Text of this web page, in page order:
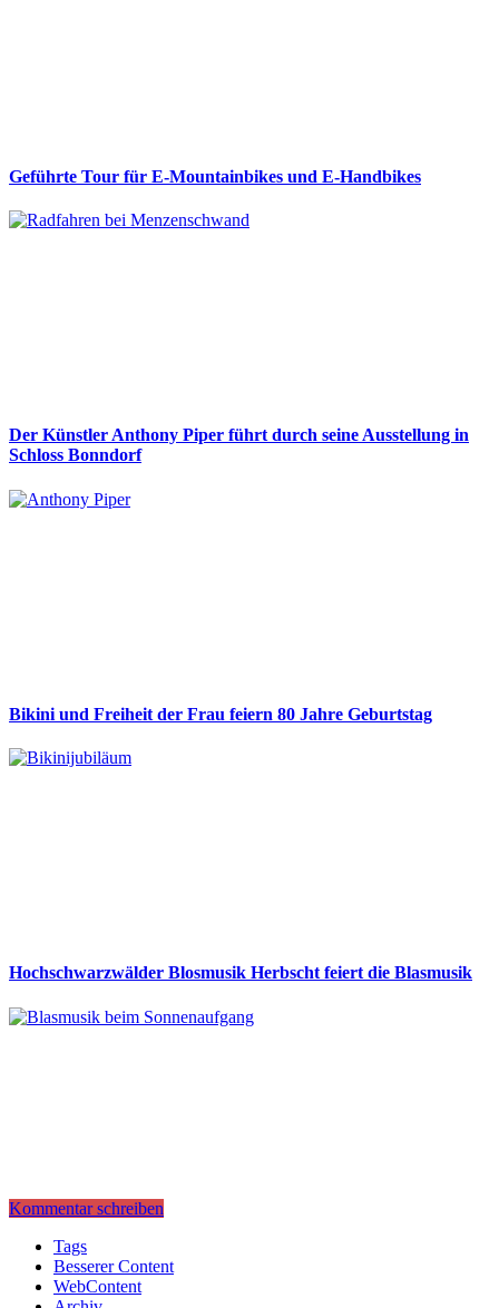
Geführte Tour für E-Mountainbikes und E-Handbikes
Der Künstler Anthony Piper führt durch seine Ausstellung in
Schloss Bonndorf
Bikini und Freiheit der Frau feiern 80 Jahre Geburtstag
Hochschwarzwälder Blosmusik Herbscht feiert die Blasmusik
Kommentar schreiben
Tags
Besserer Content
WebContent